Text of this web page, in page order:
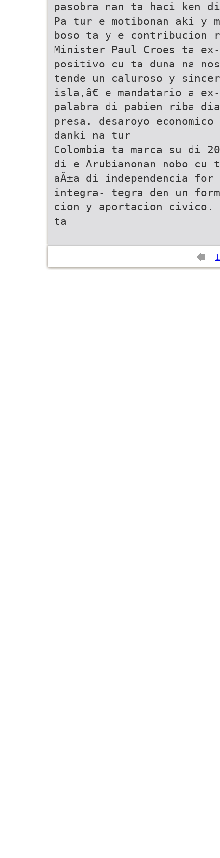
pasobra nan ta haci ken
Pa tur e motibonan aki y
boso ta y e contribucion
Minister Paul Croes ta ex-
positivo cu ta duna na nos
tende un caluroso y
isla,â€ e mandatario a
palabra di pabien riba
presa. desaroyo
danki na tur
Colombia ta marca su di
di e Arubianonan nobo cu
aÃ±a di independencia
integra- tegra den un
cion y aportacion civico.
ta